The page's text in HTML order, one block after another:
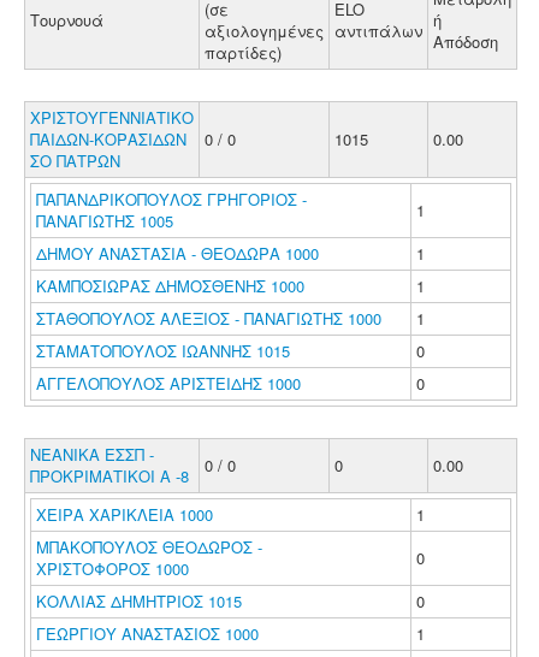
Τουρνουά
(σε
αξιολογημένες
παρτίδες)
ELO
αντιπάλων ή
Απόδοση
ΧΡΙΣΤΟΥΓΕΝΝΙΑΤΙΚΟ
ΠΑΙΔΩΝ-ΚΟΡΑΣΙΔΩΝ
ΣΟ ΠΑΤΡΩΝ
0 / 0 1015 0.00
ΠΑΠΑΝΔΡΙΚΟΠΟΥΛΟΣ ΓΡΗΓΟΡΙΟΣ -
ΠΑΝΑΓΙΩΤΗΣ 1005
1
ΔΗΜΟΥ ΑΝΑΣΤΑΣΙΑ - ΘΕΟΔΩΡΑ 1000
1
ΚΑΜΠΟΣΙΩΡΑΣ ΔΗΜΟΣΘΕΝΗΣ 1000
1
ΣΤΑΘΟΠΟΥΛΟΣ ΑΛΕΞΙΟΣ - ΠΑΝΑΓΙΩΤΗΣ 1000
1
ΣΤΑΜΑΤΟΠΟΥΛΟΣ ΙΩΑΝΝΗΣ 1015
0
ΑΓΓΕΛΟΠΟΥΛΟΣ ΑΡΙΣΤΕΙΔΗΣ 1000
0
ΝΕΑΝΙΚΑ ΕΣΣΠ -
ΠΡΟΚΡΙΜΑΤΙΚΟΙ Α -8
0 / 0 0 0.00
ΧΕΙΡΑ ΧΑΡΙΚΛΕΙΑ 1000
1
ΜΠΑΚΟΠΟΥΛΟΣ ΘΕΟΔΩΡΟΣ -
ΧΡΙΣΤΟΦΟΡΟΣ 1000
0
ΚΟΛΛΙΑΣ ΔΗΜΗΤΡΙΟΣ 1015
0
ΓΕΩΡΓΙΟΥ ΑΝΑΣΤΑΣΙΟΣ 1000
1